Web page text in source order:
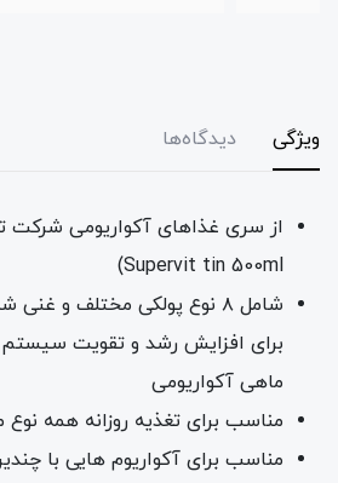
ویژگی دیدگاه‌ها
Supervit tin 500ml)
شامل ۸ نوع پولکی مختلف و غنی
برای افزایش رشد و تقویت سیستم
ماهی آکواریومی
مناسب برای تغذیه روزانه همه نوع
مناسب برای آکواریوم هایی با